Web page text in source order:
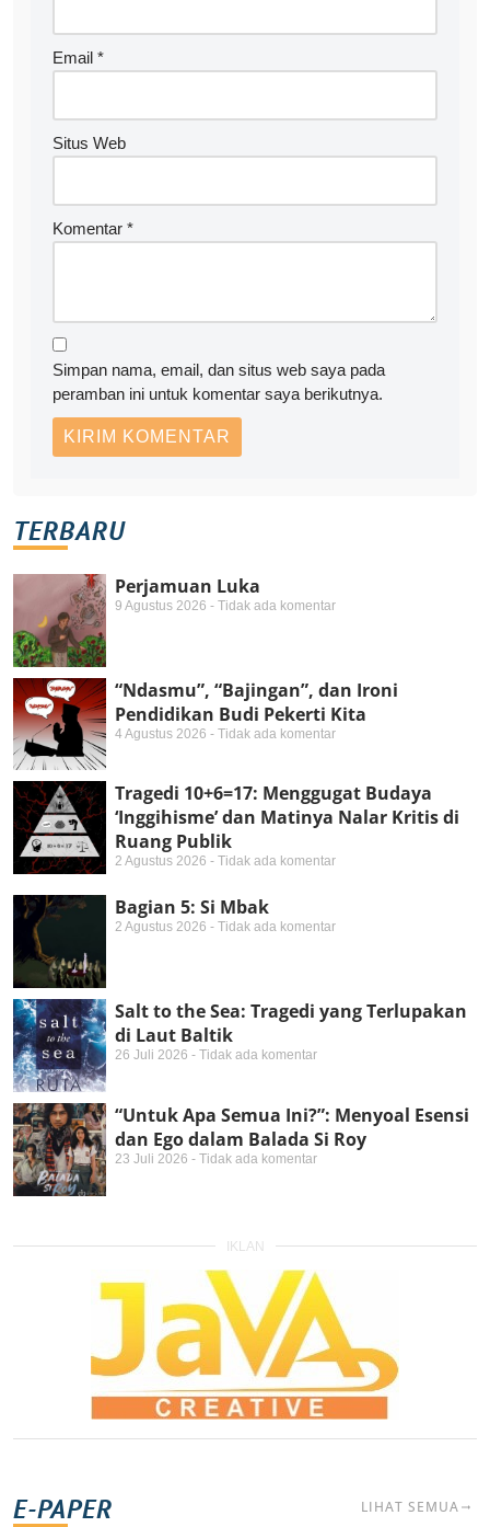
Email *
Situs Web
Komentar *
Simpan nama, email, dan situs web saya pada
peramban ini untuk komentar saya berikutnya.
TERBARU
Perjamuan Luka
9 Agustus 2026 Tidak ada komentar
“Ndasmu”, “Bajingan”, dan Ironi
Pendidikan Budi Pekerti Kita
4 Agustus 2026 Tidak ada komentar
Tragedi 10+6=17: Menggugat Budaya
‘Inggihisme’ dan Matinya Nalar Kritis di
Ruang Publik
2 Agustus 2026 Tidak ada komentar
Bagian 5: Si Mbak
2 Agustus 2026 Tidak ada komentar
Salt to the Sea: Tragedi yang Terlupakan
di Laut Baltik
26 Juli 2026 Tidak ada komentar
“Untuk Apa Semua Ini?”: Menyoal Esensi
dan Ego dalam Balada Si Roy
23 Juli 2026 Tidak ada komentar
IKLAN
E-PAPER LIHAT SEMUA